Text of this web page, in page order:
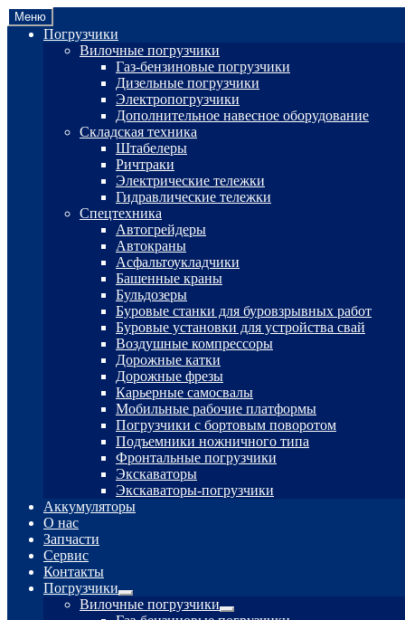
Перейти
к
навигации
Перейти
к
содержимому
Меню
Погрузчики
Вилочные погрузчики
Газ-бензиновые погрузчики
Дизельные погрузчики
Электропогрузчики
Дополнительное навесное оборудование
Складская техника
Штабелеры
Ричтраки
Электрические тележки
Гидравлические тележки
Спецтехника
Автогрейдеры
Автокраны
Асфальтоукладчики
Башенные краны
Бульдозеры
Буровые станки для буровзрывных работ
Буровые установки для устройства свай
Воздушные компрессоры
Дорожные катки
Дорожные фрезы
Карьерные самосвалы
Мобильные рабочие платформы
Погрузчики с бортовым поворотом
Подъемники ножничного типа
Фронтальные погрузчики
Экскаваторы
Экскаваторы-погрузчики
Аккумуляторы
О нас
Запчасти
Сервис
Контакты
Погрузчики
Развернутое
вложенное
Вилочные погрузчики
Развернутое